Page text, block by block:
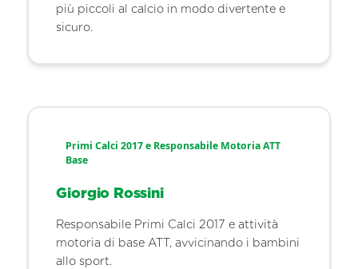
più piccoli al calcio in modo divertente e
sicuro.
Primi Calci 2017 e Responsabile Motoria ATT
Base
Giorgio Rossini
Responsabile Primi Calci 2017 e attività
motoria di base ATT, avvicinando i bambini
allo sport.